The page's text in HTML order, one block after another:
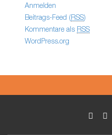
Anmelden
Beitrags-Feed (RSS)
Kommentare als RSS
WordPress.org